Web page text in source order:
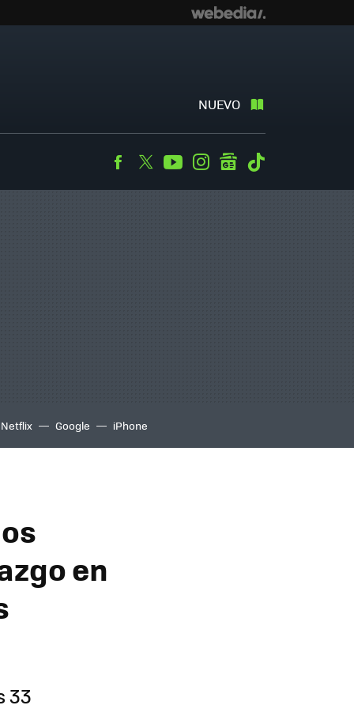
NUEVO
Facebook
TwitterYoutubeInstagramgooglenews
Netflix Google iPhone
en
33